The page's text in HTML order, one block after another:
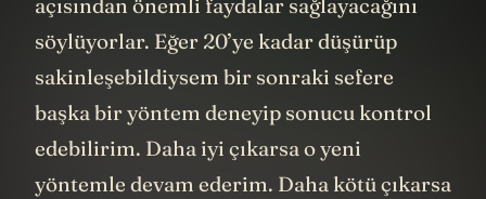
açısından önemli faydalar sağlayacağını
söylüyorlar. Eğer 20’ye kadar düşürüp
sakinleşebildiysem bir sonraki sefere
başka bir yöntem deneyip sonucu kontrol
edebilirim. Daha iyi çıkarsa o yeni
yöntemle devam ederim. Daha kötü çıkarsa